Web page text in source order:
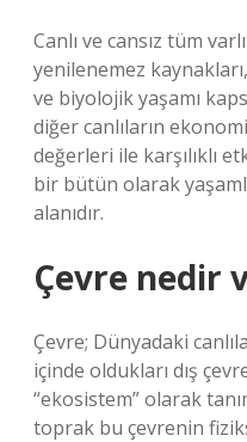
Canlı ve cansız tüm
yenilenemez
ve biyolojik yaşamı
diğer canlıların
değerleri ile karşılıklı
bir bütün olarak
alanıdır.
Çevre nedir
Çevre; Dünyadaki
içinde oldukları dış
“ekosistem” olarak
toprak bu çevrenin